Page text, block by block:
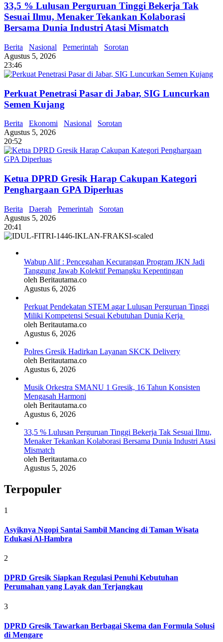
33,5 % Lulusan Perguruan Tinggi Bekerja Tak
Sesuai Ilmu, Menaker Tekankan Kolaborasi
Bersama Dunia Industri Atasi Mismatch
Berita Nasional Pemerintah
Sorotan
Agustus 5, 2026
23:46
Perkuat Penetrasi Pasar di Jabar, SIG Luncurkan
Semen Kujang
Berita Ekonomi Nasional
Sorotan
Agustus 5, 2026
20:52
Ketua DPRD Gresik Harap Cakupan Kategori
Penghargaan GPA Diperluas
Berita Daerah Pemerintah
Sorotan
Agustus 5, 2026
20:41
Wabup Alif : Pencegahan Kecurangan Program JKN Jadi
Tanggung Jawab Kolektif Pemangku Kepentingan
oleh Beritautama.co
Agustus 6, 2026
Perkuat Pendekatan STEM agar Lulusan Perguruan Tinggi
Miliki Kompetensi Sesuai Kebutuhan Dunia Kerja
oleh Beritautama.co
Agustus 6, 2026
Polres Gresik Hadirkan Layanan SKCK Delivery
oleh Beritautama.co
Agustus 6, 2026
Musik Orkestra SMANU 1 Gresik, 16 Tahun Konsisten
Mengasah Harmoni
oleh Beritautama.co
Agustus 6, 2026
33,5 % Lulusan Perguruan Tinggi Bekerja Tak Sesuai Ilmu,
Menaker Tekankan Kolaborasi Bersama Dunia Industri Atasi
Mismatch
oleh Beritautama.co
Agustus 5, 2026
Terpopuler
1
Asyiknya Ngopi Santai Sambil Mancing di Taman Wisata
Edukasi Al-Hambra
2
DPRD Gresik Siapkan Regulasi Penuhi Kebutuhan
Perumahan yang Layak dan Terjangkau
3
DPRD Gresik Tawarkan Berbagai Skema dan Formula Solusi
di Mengare